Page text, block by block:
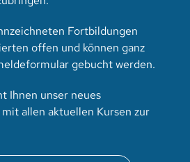
Fortbildungen
offen und können ganz
gebucht werden.
Ihnen unser neues
allen aktuellen Kursen zur